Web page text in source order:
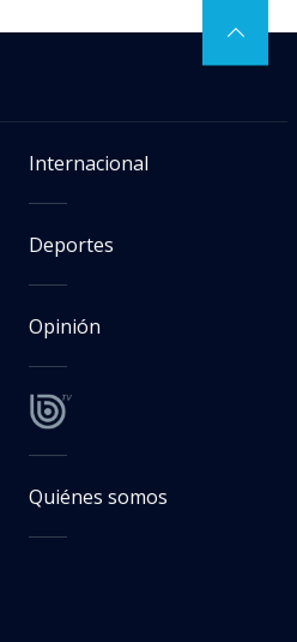
Internacional
Deportes
Opinión
Quiénes somos